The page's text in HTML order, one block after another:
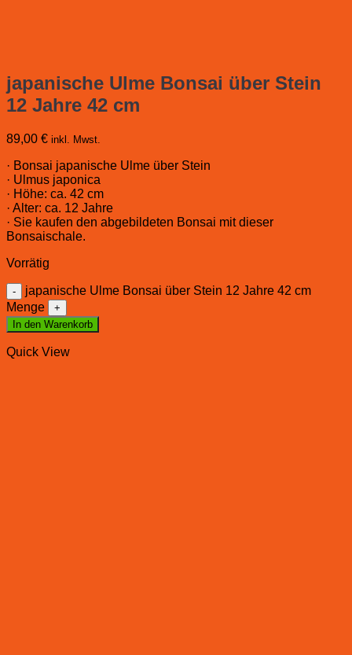
japanische Ulme Bonsai über Stein
12 Jahre 42 cm
89,00 € inkl. Mwst.
· Bonsai japanische Ulme über Stein
· Ulmus japonica
· Höhe: ca. 42 cm
· Alter: ca. 12 Jahre
· Sie kaufen den abgebildeten Bonsai mit dieser
Bonsaischale.
Vorrätig
japanische Ulme Bonsai über Stein 12 Jahre 42 cm
Menge
In den Warenkorb
Quick View